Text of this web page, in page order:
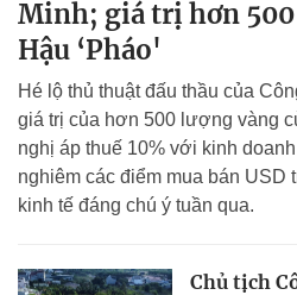
Minh; giá trị hơn 500
Hậu ‘Pháo'
Hé lộ thủ thuật đấu thầu của
giá trị của hơn 500 lượng vàng
nghị áp thuế 10% với kinh
nghiêm các điểm mua bán USD
kinh tế đáng chú ý tuần qua.
Chủ tịch